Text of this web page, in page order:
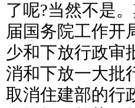
了呢?当然不是
届国务院工作开
少和下放行政审
消和下放一大批
取消住建部的行